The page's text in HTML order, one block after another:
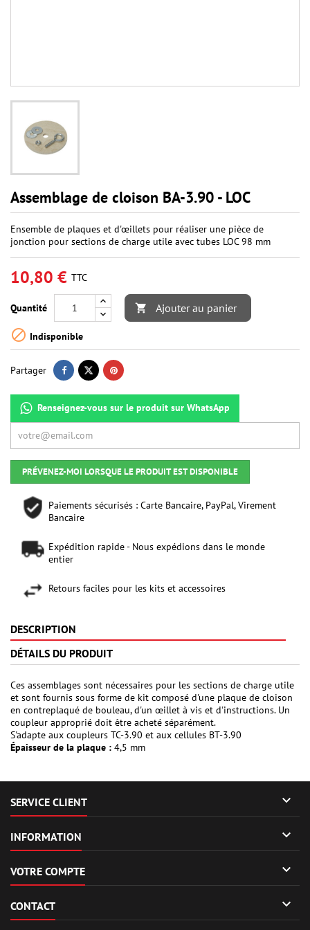
Assemblage de cloison BA-3.90 - LOC
Ensemble de plaques et d'œillets pour réaliser une pièce de
jonction pour sections de charge utile avec tubes LOC 98 mm
10,80 € TTC
Quantité  Ajouter au panier
 Indisponible
Partager
Renseignez-vous sur le produit sur WhatsApp
PRÉVENEZ-MOI LORSQUE LE PRODUIT EST DISPONIBLE
Paiements sécurisés : Carte Bancaire, PayPal, Virement
Bancaire
Expédition rapide - Nous expédions dans le monde
entier
Retours faciles pour les kits et accessoires
DESCRIPTION
DÉTAILS DU PRODUIT
Ces assemblages sont nécessaires pour les sections de charge utile
et sont fournis sous forme de kit composé d'une plaque de cloison
en contreplaqué de bouleau, d'un œillet à vis et d'instructions. Un
coupleur approprié doit être acheté séparément.
S'adapte aux coupleurs TC-3.90 et aux cellules BT-3.90
Épaisseur de la plaque : 4,5 mm
SERVICE CLIENT 
INFORMATION 
VOTRE COMPTE 
CONTACT 